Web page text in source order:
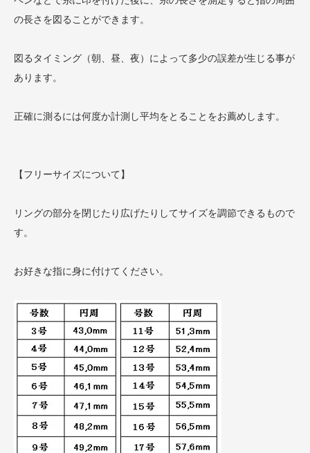
の長さを図ることができます。
図るタイミング（朝、昼、夜）によって多少の誤差が生じる事が
あります。
正確に測るには何度か計測し平均をとることをお薦めします。
【フリーサイズについて】
リングの部分を閉じたり広げたりしてサイズを調節できるもので
す。
お好きな指に身に付けてください。